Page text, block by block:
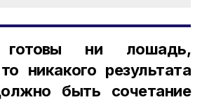
ни лошадь,
никакого результата
быть сочетание